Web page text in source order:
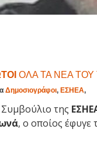
ΟΛΑ ΤΑ ΝΕΑ ΤΟΥ
Δημοσιογράφοι, ΕΣΗΕΑ,
της
, ο οποίος έφυγε